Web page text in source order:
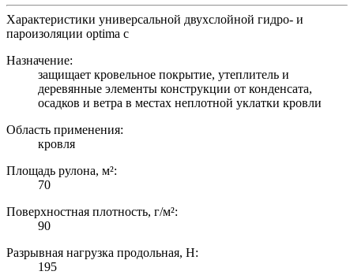
Характеристики универсальной двухслойной гидро- и
пароизоляции optima c
Назначение:
защищает кровельное покрытие, утеплитель и
деревянные элементы конструкции от конденсата,
осадков и ветра в местах неплотной уклатки кровли
Область применения:
кровля
Площадь рулона, м²:
70
Поверхностная плотность, г/м²:
90
Разрывная нагрузка продольная, Н:
195